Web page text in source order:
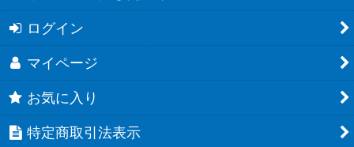
ログイン
マイページ
お気に入り
特定商取引法表示